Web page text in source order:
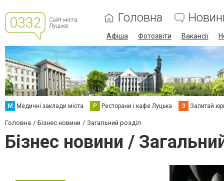
Головна
Афіша Фотозвіти Вакансії
М Медичні заклади міста Р Ресторани і кафе Луцька З Запитай
Головна Бізнес новини Загальний розділ
Бізнес новини /